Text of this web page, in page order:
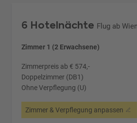
6 Hotelnächte Flug ab
Zimmer 1 (2 Erwachsene)
Zimmerpreis ab € 574,-
Doppelzimmer (DB1)
Ohne Verpflegung (U)
Zimmer & Verpflegung anpassen